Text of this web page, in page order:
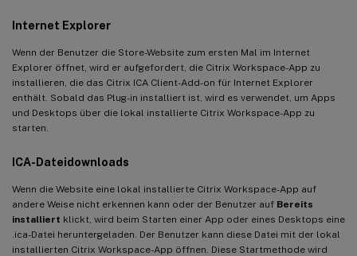
Internet Explorer
Wenn der Benutzer die Store-Website zum ersten Mal im Internet
Explorer öffnet, wird er aufgefordert, die Citrix Workspace-App zu
installieren, die das Citrix ICA Client-Add-on für Internet Explorer
enthält. Sobald das Plug-in installiert ist, wird es verwendet, um Apps
und Desktops über die lokal installierte Citrix Workspace-App zu
starten.
ICA-Dateidownloads
Wenn die Website eine lokal installierte Citrix Workspace-App auf
andere Weise nicht erkennen kann oder der Benutzer auf Bereits
installiert klickt, wird beim Starten einer App oder eines Desktops eine
.ica-Datei heruntergeladen. Der Benutzer kann diese Datei mit der lokal
installierten Citrix Workspace-App öffnen. Diese Startmethode wird